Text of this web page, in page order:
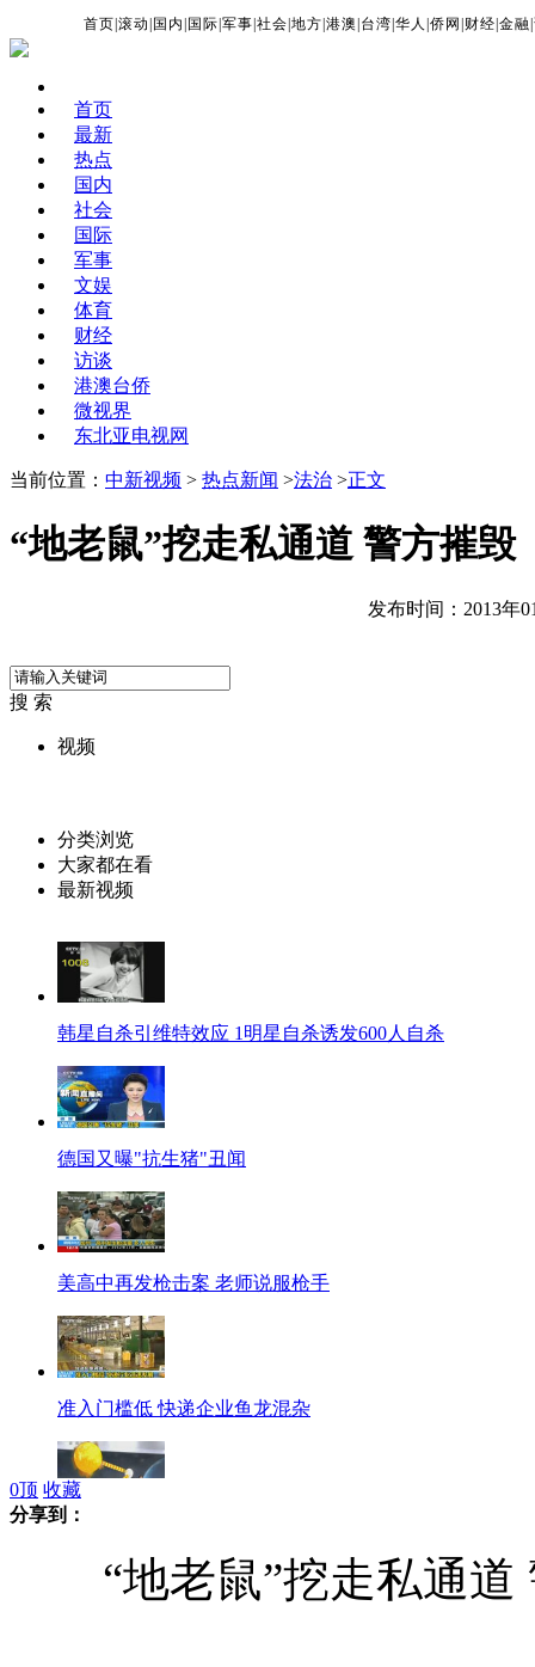
首页 |滚动 国内 国际 |军事 |社会 |地方 |港澳 台湾 |华人 |侨网 财经 |金融 |
首页
最新
热点
国内
社会
国际
军事
文娱
体育
财经
访谈
港澳台侨
微视界
东北亚电视网
当前位置： 中新视频 > 热点新闻 >法治 >正文
“地老鼠”挖走私通道 警方摧毁
发布时间：2013年
搜 索
视频
分类浏览
大家都在看
最新视频
韩星自杀引维特效应 1明星自杀诱发600人自杀
德国又曝"抗生猪"丑闻
美高中再发枪击案 老师说服枪手
准入门槛低 快递企业鱼龙混杂
0顶 收藏
分享到：
“地老鼠”挖走私通道